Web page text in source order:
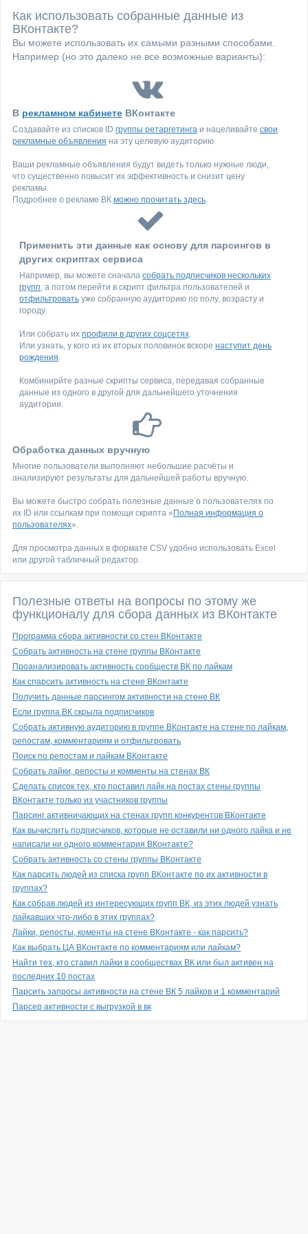
Как использовать собранные данные из
ВКонтакте?
Вы можете использовать их самыми разными способами.
Например (но это далеко не все возможные варианты):
В рекламном кабинете ВКонтакте
Создавайте из списков ID группы ретаргетинга и нацеливайте свои
рекламные объявления на эту целевую аудиторию
Ваши рекламные объявления будут видеть только нужные люди,
что существенно повысит их эффективность и снизит цену
рекламы.
Подробнее о рекламе ВК можно прочитать здесь.
Применить эти данные как основу для парсингов в
других скриптах сервиса
Например, вы можете сначала собрать подписчиков нескольких
групп, а потом перейти в скрипт фильтра пользователей и
отфильтровать уже собранную аудиторию по полу, возрасту и
городу.
Или собрать их профили в других соцсетях.
Или узнать, у кого из их вторых половинок вскоре наступит день
рождения.
Комбинирйте разные скрипты сервиса, передавая собранные
данные из одного в другой для дальнейшего уточнения
аудитории.
Обработка данных вручную
Многие пользователи выполняют небольшие расчёты и
анализируют результаты для дальнейшей работы вручную.
Вы можете быстро собрать полезные данные о пользователях по
их ID или ссылкам при помощи скрипта « Полная информация о
пользователях».
Для просмотра данных в формате CSV удобно использовать Excel
или другой табличный редактор.
Полезные ответы на вопросы по этому же
функционалу для сбора данных из ВКонтакте
Программа сбора активности со стен ВКонтакте
Собрать активность на стене группы ВКонтакте
Проанализировать активность сообществ ВК по лайкам
Как спарсить активность на стене ВКонтакте
Получить данные парсингом активности на стене ВК
Если группа ВК скрыла подписчиков
Собрать активную аудиторию в группе ВКонтакте на стене по лайкам,
репостам, комментариям и отфильтровать
Поиск по репостам и лайкам ВКонтакте
Собрать лайки, репосты и комменты на стенах ВК
Сделать список тех, кто поставил лайк на постах стены группы
ВКонтакте только из участников группы
Парсинг активничающих на стенах групп конкурентов ВКонтакте
Как вычислить подписчиков, которые не оставили ни одного лайка и не
написали ни одного комментария ВКонтакте?
Собрать активность со стены группы ВКонтакте
Как парсить людей из списка групп ВКонтакте по их активности в
группах?
Как собрав людей из интересующих групп ВК, из этих людей узнать
лайкавших что-либо в этих группах?
Лайки, репосты, коменты на стене ВКонтакте - как парсить?
Как выбрать ЦА ВКонтакте по комментариям или лайкам?
Найти тех, кто ставил лайки в сообществах ВК или был активен на
последних 10 постах
Парсить запросы активности на стене ВК 5 лайков и 1 комментарий
Парсер активности с выгрузкой в вк